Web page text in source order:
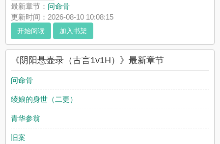
在这里，三教九流交汇，人心与鬼魅同行。有人求生，有人寻
死，有人在脂粉堆里藏着吃人的心。医的是身，行的是道，见的
是这浮世众生，亦是满目鬼...
《阴阳悬壶录（古言1v1H）》是乌柳精心创作的情欲小说，耽美
小说实时更新阴阳悬壶录（古言1v1H）最新章节并且提供无弹窗
阅读，书友所发表的阴阳悬壶录（古言1v1H）评论，并不代表耽
美小说赞同或者支持阴阳悬壶录（古言1v1H）读者的观点。
最新章节： 问命骨
更新时间：2026-08-10 10:08:15
开始阅读 加入书架
《阴阳悬壶录（古言1v1H）》最新章节
问命骨
绫娘的身世（二更）
青华参翁
旧案